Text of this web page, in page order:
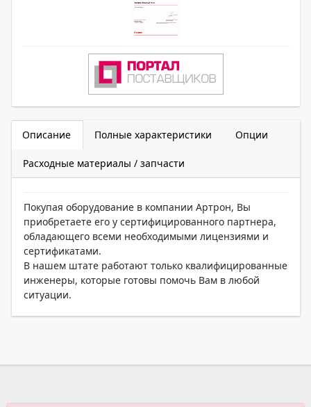
Описание Полные характеристики Опции
Расходные материалы / запчасти
Покупая оборудование в компании Артрон, Вы
приобретаете его у сертифицированного партнера,
обладающего всеми необходимыми лицензиями и
сертификатами.
В нашем штате работают только квалифицированные
инженеры, которые готовы помочь Вам в любой
ситуации.